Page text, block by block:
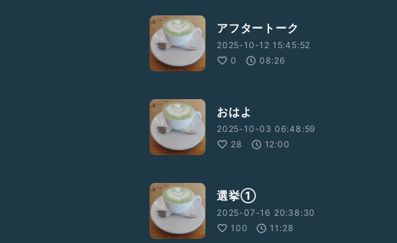
アフタートーク
2025-10-12 15:45:52
0
08:26
おはよ
2025-10-03 06:48:59
28
12:00
選挙①
2025-07-16 20:38:30
100
11:28